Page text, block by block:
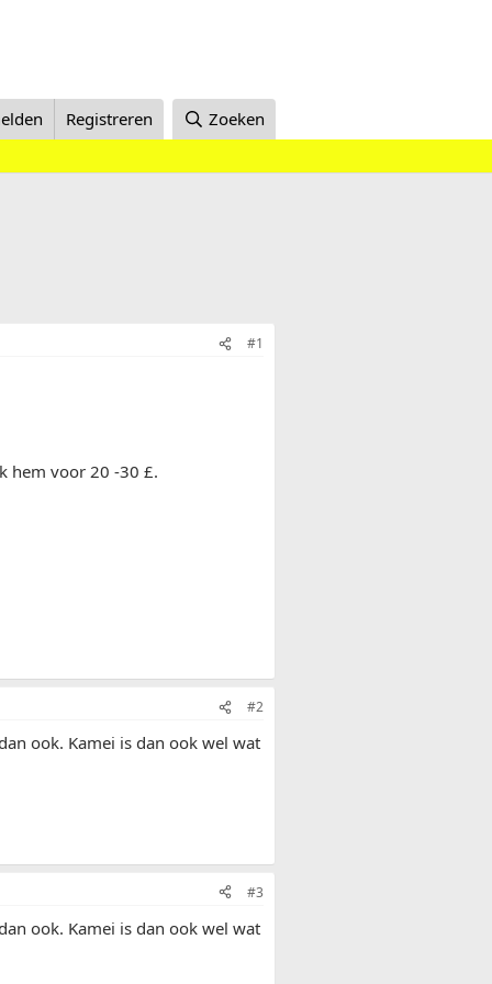
Registreren Zoeken
#1
hem voor 20 -30 £.
#2
ook. Kamei is dan ook wel wat
#3
ook. Kamei is dan ook wel wat